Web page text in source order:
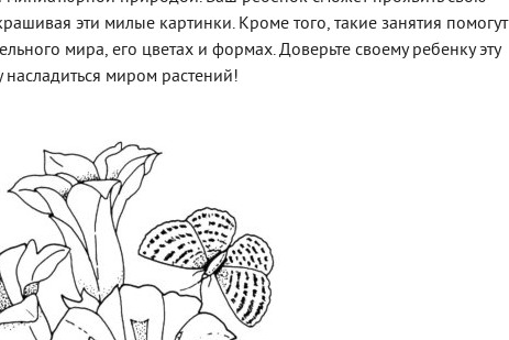
эти милые картинки. Кроме того, такие занятия помогут
мира, его цветах и формах. Доверьте своему ребенку эту
насладиться миром растений!